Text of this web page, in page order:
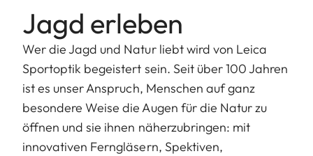
Jagd erleben
Wer die Jagd und Natur liebt wird von Leica
Sportoptik begeistert sein. Seit über 100 Jahren
ist es unser Anspruch, Menschen auf ganz
besondere Weise die Augen für die Natur zu
öffnen und sie ihnen näherzubringen: mit
innovativen Ferngläsern, Spektiven,